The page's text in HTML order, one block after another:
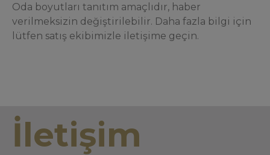
Oda boyutları tanıtım amaçlıdır, haber
verilmeksizin değiştirilebilir. Daha fazla bilgi için
lütfen satış ekibimizle iletişime geçin.
İletişim